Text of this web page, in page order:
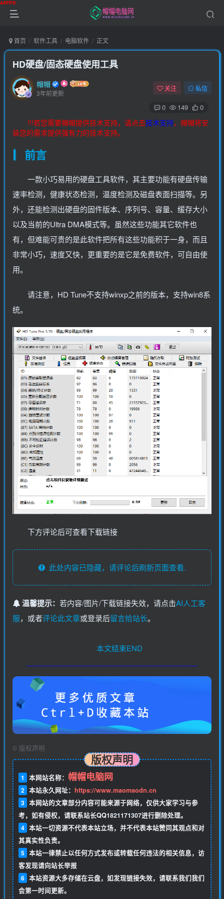
首页 软件工具 电脑软件 正文
HD硬盘/固态硬盘使用工具
帽帽
3年前更新
关注 私信
0 149 0
!!!若您需要帽帽提供技术支持，请点击技术支持，帽帽将安
装您的需求提供强有力的技术支持。
前言
一款小巧易用的硬盘工具软件，其主要功能有硬盘传输
速率检测，健康状态检测，温度检测及磁盘表面扫描等。另
外，还能检测出硬盘的固件版本、序列号、容量、缓存大小
以及当前的Ultra DMA模式等。虽然这些功能其它软件也
有，但难能可贵的是此软件把所有这些功能积于一身，而且
非常小巧，速度又快，更重要的是它是免费软件，可自由使
用。
请注意，HD Tune不支持winxp之前的版本，支持win8系
统。
下方评论后可查看下载链接
此处内容已隐藏，请评论后刷新页面查看.
温馨提示： 若内容/图片/下载链接失效，请点击AI人工客
服，或者评论此文章或登录后留言给站长。
本文结束END
© 版权声明
版权声明
1 本网站名称： 帽帽电脑网
2 本站永久网址： https://www.maomaodn.cn
3 本网站的文章部分内容可能来源于网络，仅供大家学习与参
考，如有侵权，请联系站长QQ1821171307进行删除处理。
4 本站一切资源不代表本站立场，并不代表本站赞同其观点和对
其真实性负责。
5 本站一律禁止以任何方式发布或转载任何违法的相关信息，访
客发现请向站长举报
6 本站资源大多存储在云盘，如发现链接失效，请联系我们我们
会第一时间更新。